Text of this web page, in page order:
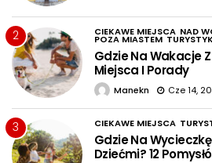
2 CIEKAWE MIEJSCA NAD
POZA MIASTEM
Gdzie Na Wakacje
Miejsca I Porady
Manekn Cze 14,
3 CIEKAWE MIEJSCA
Gdzie Na
Dziećmi? 12